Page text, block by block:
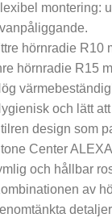
montering:
hörnradie R10
hörnradie R15
och lätt
design som
Center
och hållbar
av